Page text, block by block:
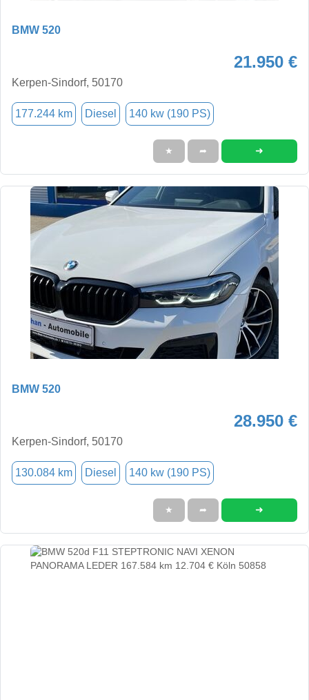
BMW 520
21.950 €
Kerpen-Sindorf, 50170
177.244 km Diesel 140 kw (190 PS)
★ ➦ ➜
BMW 520
28.950 €
Kerpen-Sindorf, 50170
130.084 km Diesel 140 kw (190 PS)
★ ➦ ➜